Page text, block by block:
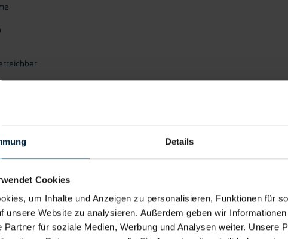
Details
Cookies
um Inhalte und Anzeigen zu personalisieren, Funktionen für
unsere Website zu analysieren. Außerdem geben wir
Partner für soziale Medien, Werbung und Analysen weiter. Unsere
Bedienen verschiedener Tischlereimaschinen
Konstruktionsplänen
oder Zimmerer:in